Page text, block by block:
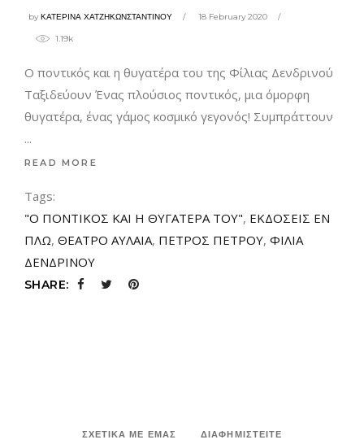
byΚΑΤΕΡΙΝΑ ΧΑΤΖΗΚΩΝΣΤΑΝΤΙΝΟΥ 18 February 2020
1.19k
Ο ποντικός και η θυγατέρα του της Φίλιας Δενδρινού
Tαξιδεύουν Ένας πλούσιος ποντικός, μια όμορφη
θυγατέρα, ένας γάμος κοσμικό γεγονός! Συμπράττουν
READ MORE
Tags:
"Ο ΠΟΝΤΙΚΟΣ ΚΑΙ Η ΘΥΓΑΤΕΡΑ ΤΟΥ", ΕΚΔΟΣΕΙΣ ΕΝ
ΠΛΩ, ΘΕΑΤΡΟ ΑΥΛΑΙΑ, ΠΕΤΡΟΣ ΠΕΤΡΟΥ, ΦΙΛΙΑ
ΔΕΝΔΡΙΝΟΥ
SHARE:
ΣΧΕΤΙΚΑ ΜΕ ΕΜΑΣ ΔΙΑΦΗΜΙΣΤΕΙΤΕ